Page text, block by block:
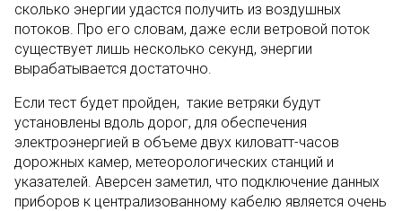
сколько энергии удастся получить из воздушных
потоков. Про его словам, даже если ветровой поток
существует лишь несколько секунд, энергии
вырабатывается достаточно.
Если тест будет пройден, такие ветряки будут
установлены вдоль дорог, для обеспечения
электроэнергией в объеме двух киловатт-часов
дорожных камер, метеорологических станций и
указателей. Аверсен заметил, что подключение данных
приборов к централизованному кабелю является очень